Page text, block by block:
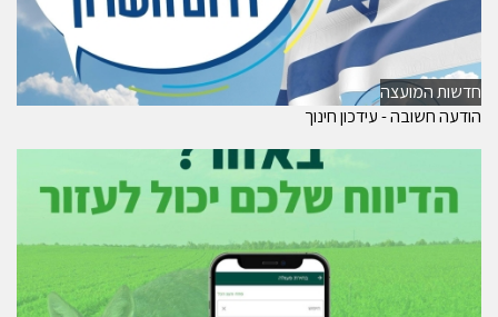
חדשות המועצה
הודעה חשובה - עידכון חינוך